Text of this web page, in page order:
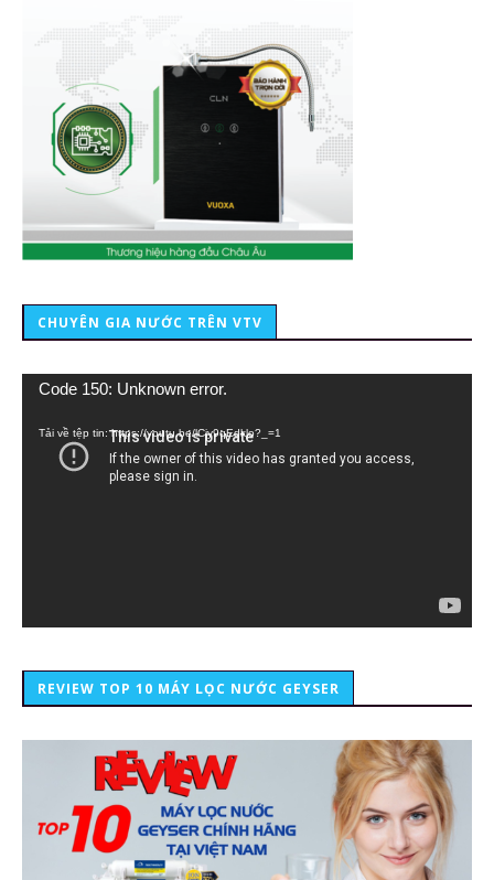
CHUYÊN GIA NƯỚC TRÊN VTV
Trình
Code 150: Unknown error.
Tải về tệp tin: https://youtu.be/lCiy9qEdklo?_=1
REVIEW TOP 10 MÁY LỌC NƯỚC GEYSER